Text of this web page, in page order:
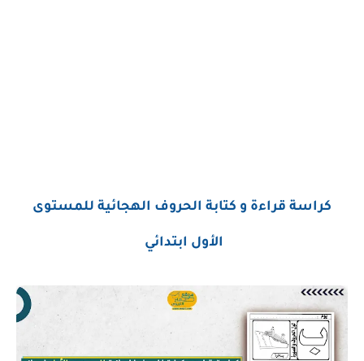
كراسة قراءة و كتابة الحروف الهجائية للمستوى
الأول ابتدائي